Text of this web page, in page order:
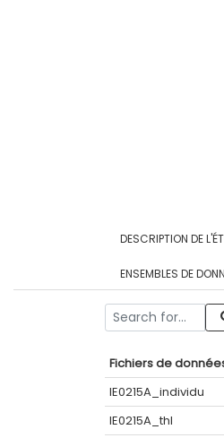
DESCRIPTION DE
ENSEMBLES DE
Fichiers de
IE0215A_individu
IE0215A_thl